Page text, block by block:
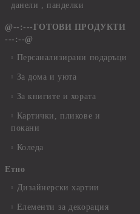
данели , панделки
@--:---ГОТОВИ ПРОДУКТИ
---:--@
Персанализирани подаръци
За дома и уюта
За книгите и хората
Картички, пликове и
покани
Коледа
Етно
Дизайнерски хартии
Елементи за декорация